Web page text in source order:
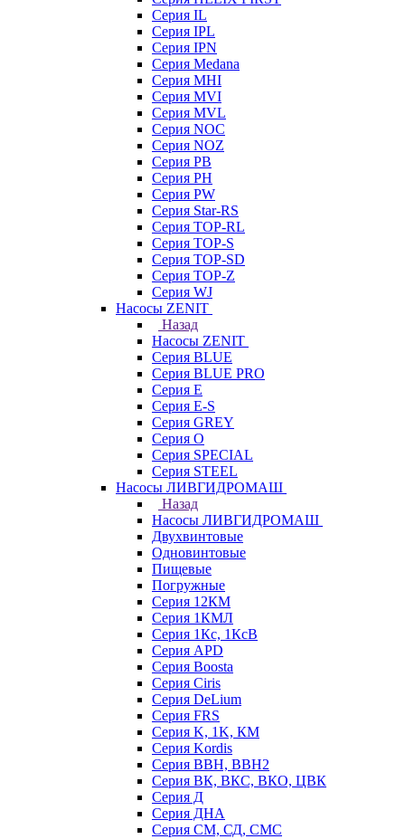
Серия IL
Серия IPL
Серия IPN
Серия Medana
Серия MHI
Серия MVI
Серия MVL
Серия NOC
Серия NOZ
Серия PB
Серия PH
Серия PW
Серия Star-RS
Серия TOP-RL
Серия TOP-S
Серия TOP-SD
Серия TOP-Z
Серия WJ
Насосы ZENIT
Назад
Насосы ZENIT
Серия BLUE
Серия BLUE PRO
Серия E
Серия E-S
Серия GREY
Серия O
Серия SPECIAL
Серия STEEL
Насосы ЛИВГИДРОМАШ
Назад
Насосы ЛИВГИДРОМАШ
Двухвинтовые
Одновинтовые
Пищевые
Погружные
Серия 12КМ
Серия 1КМЛ
Серия 1Кс, 1КсВ
Серия APD
Серия Boosta
Серия Ciris
Серия DeLium
Серия FRS
Серия K, 1K, КМ
Серия Kordis
Серия ВВН, ВВН2
Серия ВК, ВКС, ВКО, ЦВК
Серия Д
Серия ДНА
Серия СМ, СД, СМС